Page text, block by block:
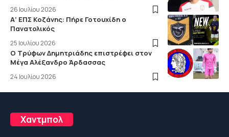
26 Ιουλίου 2026
Α’ ΕΠΣ Κοζάνης: Πήρε Γοτουχίδη ο
Πανατολικός
25 Ιουλίου 2026
Ο Τρύφων Δημητριάδης επιστρέφει στον
Μέγα Αλέξανδρο Άρδασσας
24 Ιουλίου 2026
Χαντμπολ